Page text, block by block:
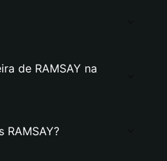
de RAMSAY na
RAMSAY?